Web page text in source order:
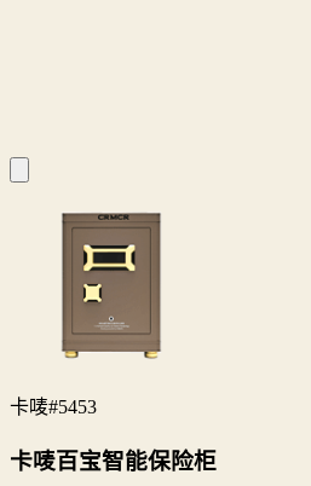
卡唛#5453
卡唛百宝智能保险柜